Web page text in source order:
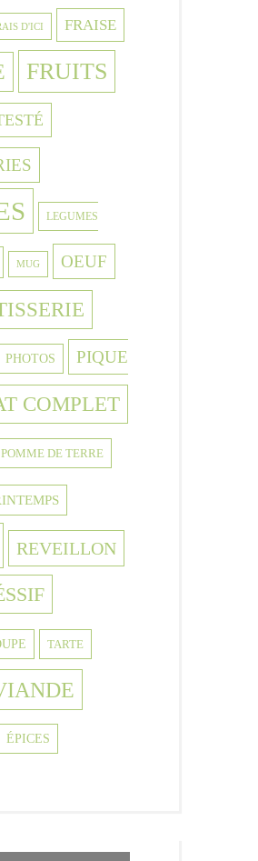
D'ICI FRAISE
FRUITS
LEGUMES
MUG OEUF
PHOTOS PIQUE
COMPLET
POMME DE TERRE
REVEILLON
TARTE
ÉPICES